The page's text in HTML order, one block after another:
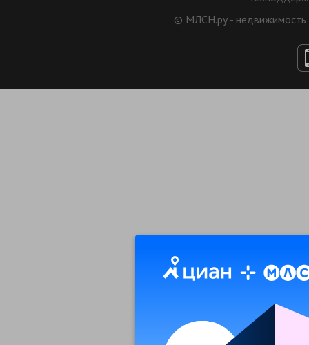
© МЛСН.ру - недвижимость